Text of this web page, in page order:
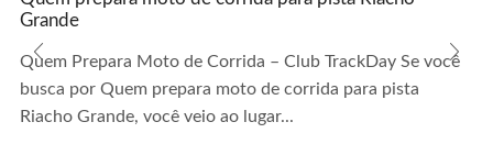
Grande
Quem Prepara Moto de Corrida – Club TrackDay Se você
busca por Quem prepara moto de corrida para pista
Riacho Grande, você veio ao lugar...